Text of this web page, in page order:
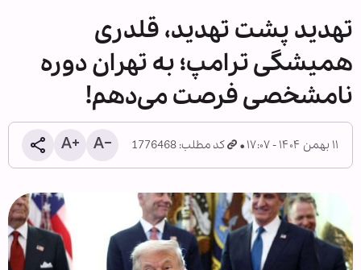
تهدید پشت تهدید، قلدری
همیشگی ترامپ؛ به تهران دوره
نامشخصی فرصت می‌دهم!
۱۱ بهمن ۱۴۰۴ - ۱۷:۰۷ کد مطلب: 1776468